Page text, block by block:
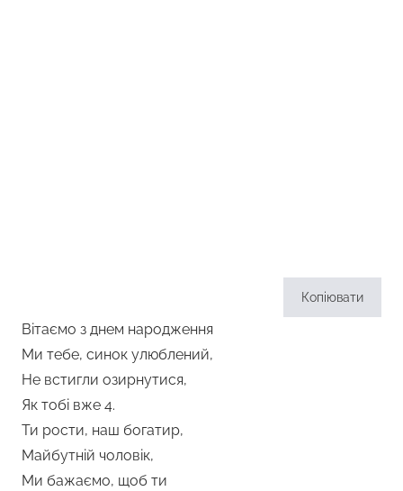
Копіювати
Вітаємо з днем народження
Ми тебе, синок улюблений,
Не встигли озирнутися,
Як тобі вже 4.
Ти рости, наш богатир,
Майбутній чоловік,
Ми бажаємо, щоб ти